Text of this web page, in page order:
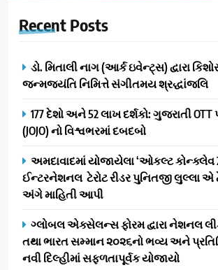
Recent Posts
ડો. મિતાલી નાગ (આર્ક ઇવેન્ટ્સ) દ્વારા
જન્મજયંતિ નિમિત્તે સંગીતમય શ્રદ્ધાંજલિ
177 દેશો અને 52 લાખ દર્શકો: ગુજરાતી OTT
(JOJO) નો વિશ્વભરમાં દબદબો
અમદાવાદમાં યોજાયેલા ‘ઓકલ્ટ કોન્ક્લેવ
ઈન્ટરનેશનલ ટેરોટ રીડર પુનિતજી લુલ્લા એ
અંગે માહિતી આપી
ગ્લોબલ એક્સેલન્સ ફોરમ દ્વારા નેશનલ
તથા ભારત સમ્માન ૨૦૨૬નો ભવ્ય અને
નવી દિલ્હીમાં સફળતાપૂર્વક યોજાયો